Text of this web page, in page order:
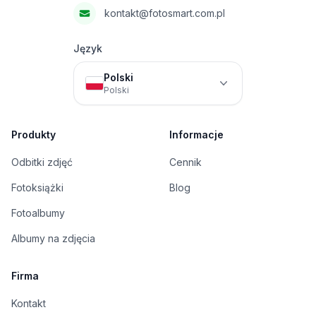
kontakt@fotosmart.com.pl
Język
Polski
Polski
Produkty
Odbitki zdjęć
Fotoksiążki
Fotoalbumy
Albumy na zdjęcia
Informacje
Cennik
Blog
Firma
Kontakt